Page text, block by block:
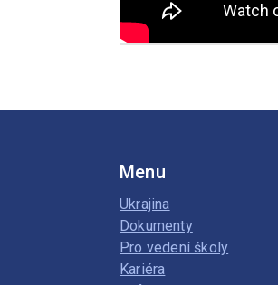
Menu
Ukrajina
Dokumenty
Pro vedení školy
Kariéra